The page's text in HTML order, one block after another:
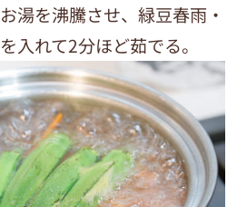
湯を沸騰させ、緑豆春雨・
入れて2分ほど茹でる。